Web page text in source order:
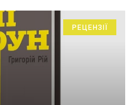
РЕЦЕНЗІЇ